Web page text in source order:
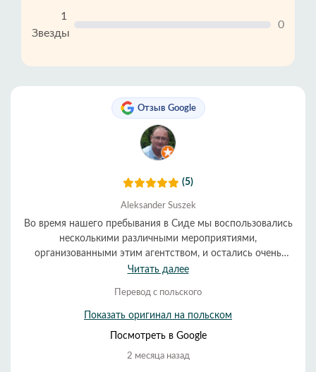
1
Звезды
0
Отзыв Google
(5)
Aleksander Suszek
Во время нашего пребывания в Сиде мы воспользовались
несколькими различными мероприятиями,
организованными этим агентством, и остались очень
довольны всеми. Организация была превосходной, а
Все прошло гладко и вовремя. Мы настоятельно
рекомендуем их.
Читать далее
Перевод с польского
Показать оригинал на польском
Посмотреть в Google
2 месяца назад